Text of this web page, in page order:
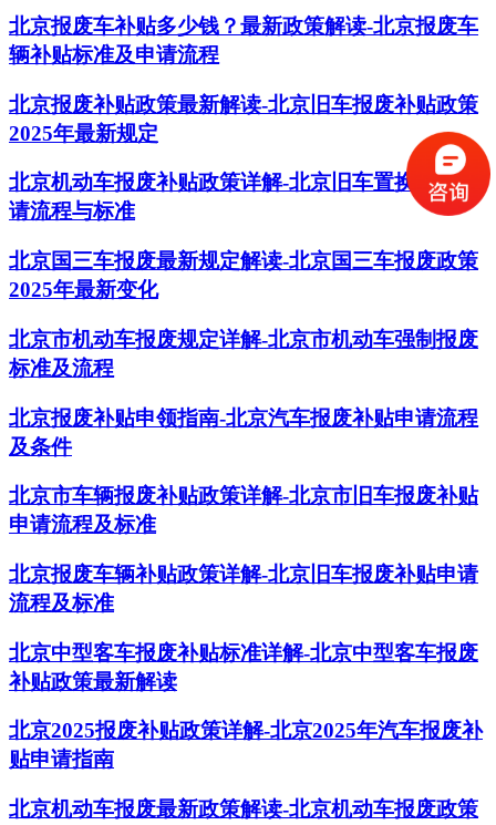
北京报废车补贴多少钱？最新政策解读-北京报废车
辆补贴标准及申请流程
北京报废补贴政策最新解读-北京旧车报废补贴政策
2025年最新规定
北京机动车报废补贴政策详解-北京旧车置换补贴申
请流程与标准
北京国三车报废最新规定解读-北京国三车报废政策
2025年最新变化
北京市机动车报废规定详解-北京市机动车强制报废
标准及流程
北京报废补贴申领指南-北京汽车报废补贴申请流程
及条件
北京市车辆报废补贴政策详解-北京市旧车报废补贴
申请流程及标准
北京报废车辆补贴政策详解-北京旧车报废补贴申请
流程及标准
北京中型客车报废补贴标准详解-北京中型客车报废
补贴政策最新解读
北京2025报废补贴政策详解-北京2025年汽车报废补
贴申请指南
北京机动车报废最新政策解读-北京机动车报废政策